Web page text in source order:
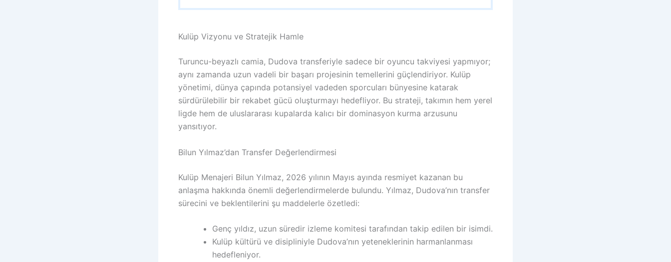
Kulüp Vizyonu ve Stratejik Hamle
Turuncu-beyazlı camia, Dudova transferiyle sadece bir oyuncu takviyesi yapmıyor;
aynı zamanda uzun vadeli bir başarı projesinin temellerini güçlendiriyor. Kulüp
yönetimi, dünya çapında potansiyel vadeden sporcuları bünyesine katarak
sürdürülebilir bir rekabet gücü oluşturmayı hedefliyor. Bu strateji, takımın hem yerel
ligde hem de uluslararası kupalarda kalıcı bir dominasyon kurma arzusunu
yansıtıyor.
Bilun Yılmaz’dan Transfer Değerlendirmesi
Kulüp Menajeri Bilun Yılmaz, 2026 yılının Mayıs ayında resmiyet kazanan bu
anlaşma hakkında önemli değerlendirmelerde bulundu. Yılmaz, Dudova’nın transfer
sürecini ve beklentilerini şu maddelerle özetledi:
Genç yıldız, uzun süredir izleme komitesi tarafından takip edilen bir isimdi.
Kulüp kültürü ve disipliniyle Dudova’nın yeteneklerinin harmanlanması
hedefleniyor.